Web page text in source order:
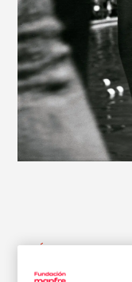
CATÁLOGO DE
Out of the pool